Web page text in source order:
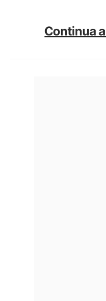
Continua